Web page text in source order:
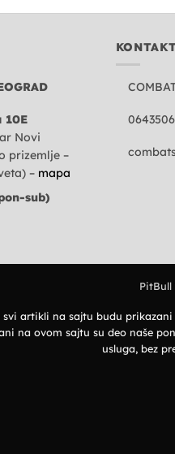
10E
Novi
prizemlje –
– mapa
sub)
PitBull
svi artikli na sajtu budu
na ovom sajtu su deo naše
usluga, bez